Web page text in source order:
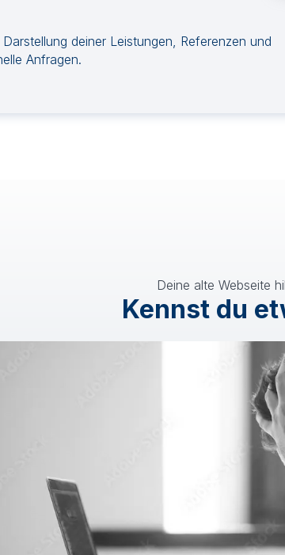
Darstellung deiner Leistungen, Referenzen und
Anfragen.
Deine alte Webseite
Kennst du